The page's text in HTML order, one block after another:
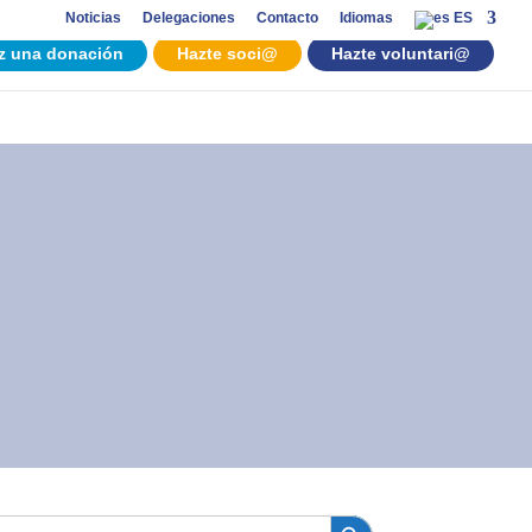
Noticias Delegaciones Contacto Idiomas ES
una donación Hazte soci@ Hazte voluntari@
Botón de búsqueda